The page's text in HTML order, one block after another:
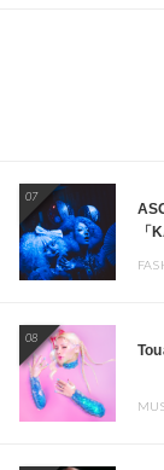
07
「
08